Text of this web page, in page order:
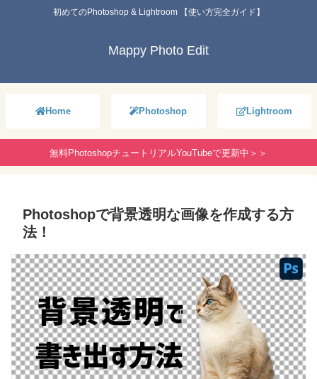
初めてのPhotoshop & Lightroom 【使い方完全ガイド】
Mappy Photo Edit
Home Photoshop Lightroom
無料PhotoshopチュートリアルYouTubeで更新中＞＞
Photoshopで背景透明な画像を作成する方
法！